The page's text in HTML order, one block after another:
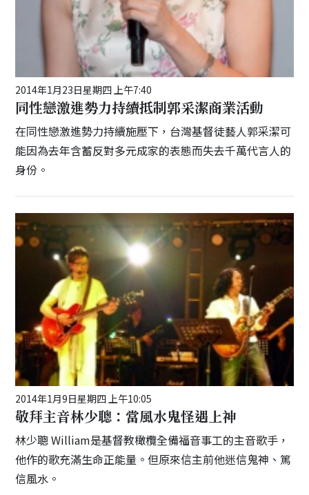
2014年1月23日星期四 上午7:40
同性戀激進勢力持續抵制郭采潔商業活動
在同性戀激進勢力持續施壓下，台灣基督徒藝人郭采潔可
能因為去年含蓄反對多元成家的表態而失去千萬代言人的
身份。
2014年1月9日星期四 上午10:05
敬拜主音林少聰：當風水鬼怪遇上神
林少聰 William是基督教橄欖全備福音事工的主音歌手，
他作的歌充滿生命正能量。但原來信主前他迷信鬼神、篤
信風水。